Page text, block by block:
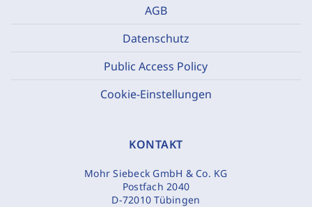
AGB
Datenschutz
Public Access Policy
Cookie-Einstellungen
KONTAKT
Mohr Siebeck GmbH & Co. KG
Postfach 2040
D-72010 Tübingen